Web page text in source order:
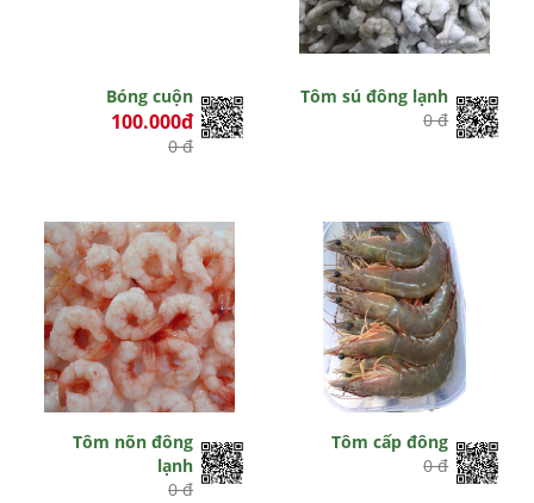
Bóng cuộn
100.000đ
0 đ
Tôm sú đông lạnh
0 đ
Tôm nõn đông
lạnh
0 đ
Tôm cấp đông
0 đ